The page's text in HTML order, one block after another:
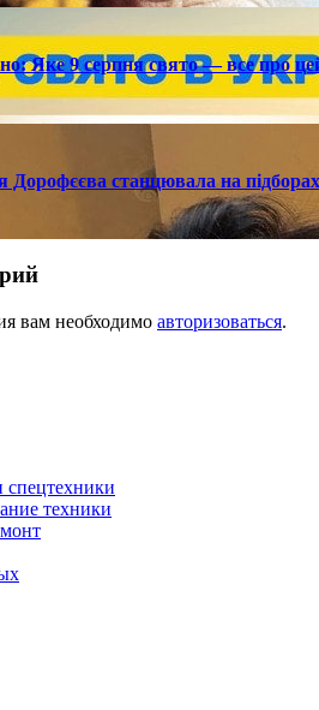
Яке 9 серпня свято — все про
Дорофєєва станцювала на
вам необходимо авторизоваться.
спецтехники
техники